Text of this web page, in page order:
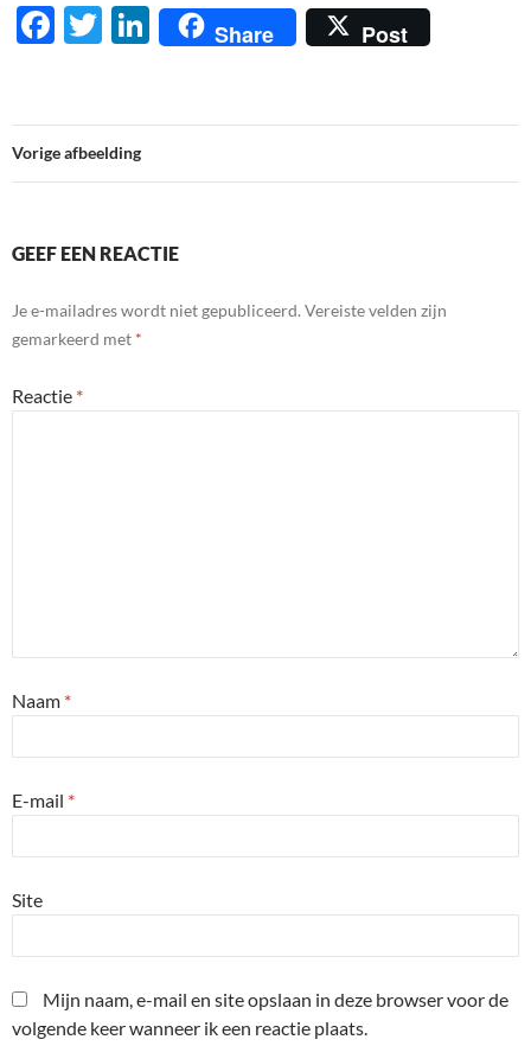
F
b
o
k
T
er
Li
e
dI
Share Post
Vorige afbeelding
GEEF EEN REACTIE
Je e-mailadres wordt niet gepubliceerd. Vereiste velden zijn
gemarkeerd met *
Reactie *
Naam *
E-mail *
Site
Mijn naam, e-mail en site opslaan in deze browser voor de
volgende keer wanneer ik een reactie plaats.